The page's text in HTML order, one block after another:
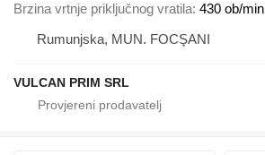
Brzina vrtnje priključnog vratila 430 ob/min
Rumunjska, MUN. FOCŞANI
VULCAN PRIM SRL